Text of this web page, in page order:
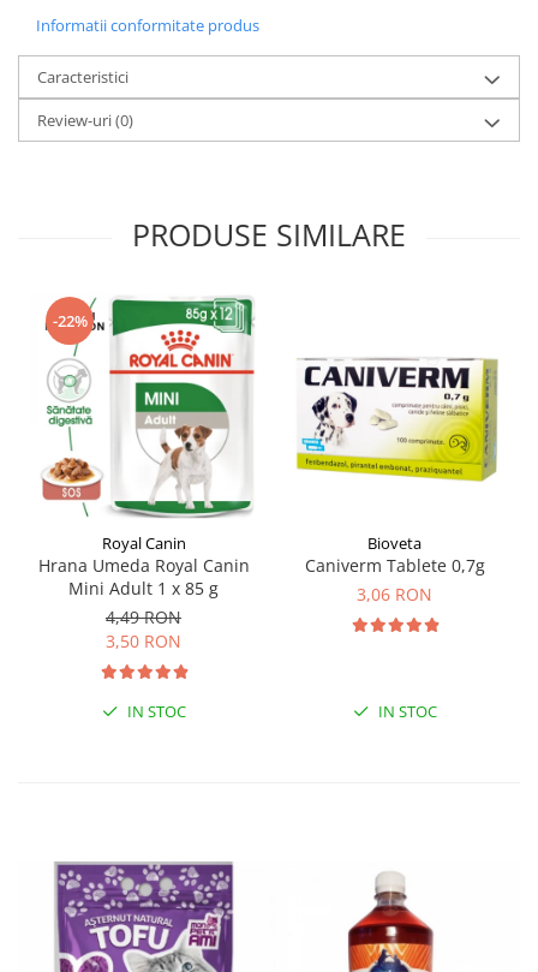
Informatii conformitate produs
Caracteristici
Review-uri(0)
PRODUSE SIMILARE
-22%
Royal Canin
Hrana Umeda Royal Canin
Mini Adult 1 x 85 g
4,49 RON
3,50 RON
IN STOC
Bioveta
Caniverm Tablete 0,7g
3,06 RON
IN STOC